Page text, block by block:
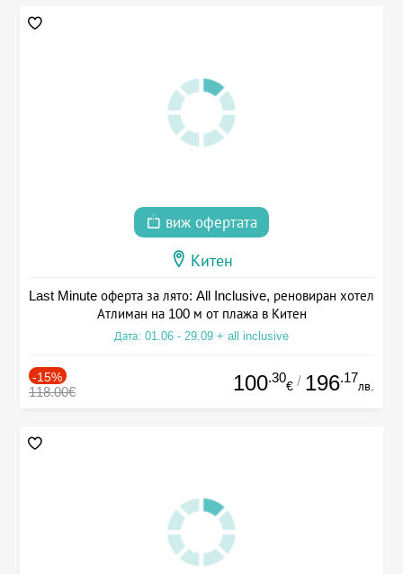
виж офертата
Китен
Last Minute оферта за лято: All Inclusive, реновиран хотел
Атлиман на 100 м от плажа в Китен
Дата: 01.06 - 29.09 + all inclusive
-15%
118.00€ 100.30
€ / 196.17
лв.